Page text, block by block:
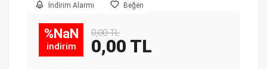
İndirim Alarmı Beğen
%NaN
indirim
0,00 TL
0,00 TL